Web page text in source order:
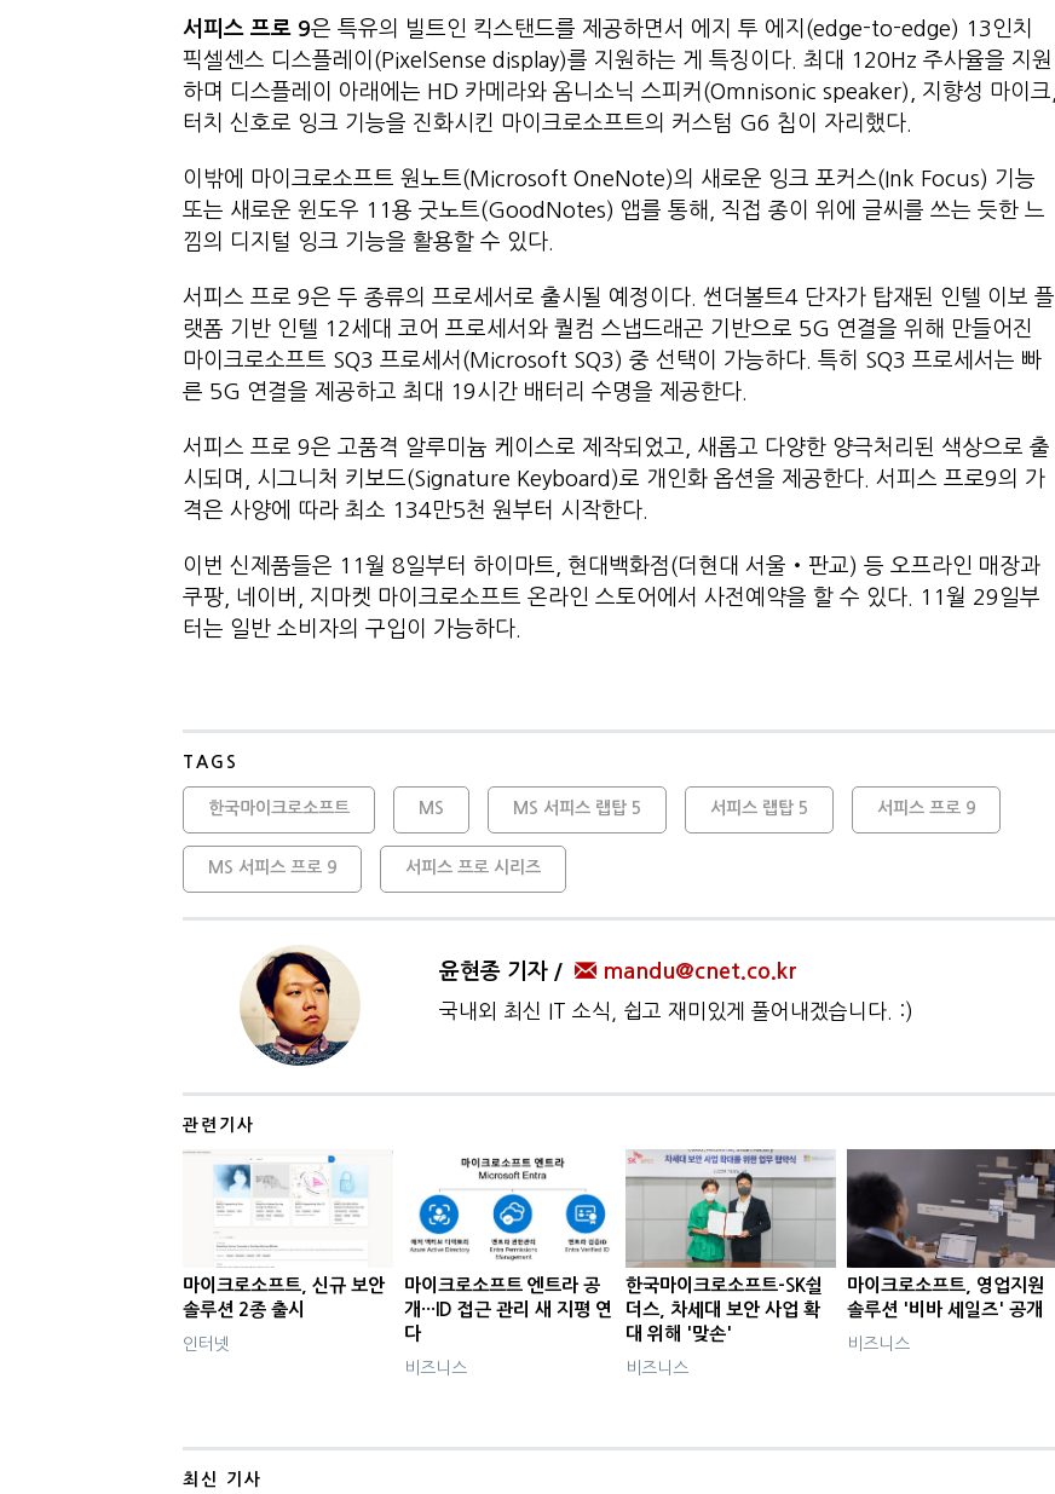
서피스 프로 9은 특유의 빌트인 킥스탠드를 제공하면서 에지 투 에지(edge-to-edge) 13인치
픽셀센스 디스플레이(PixelSense display)를 지원하는 게 특징이다. 최대 120Hz 주사율을 지원
하며 디스플레이 아래에는 HD 카메라와 옴니소닉 스피커(Omnisonic speaker), 지향성 마이크,
터치 신호로 잉크 기능을 진화시킨 마이크로소프트의 커스텀 G6 칩이 자리했다.
이밖에 마이크로소프트 원노트(Microsoft OneNote)의 새로운 잉크 포커스(Ink Focus) 기능
또는 새로운 윈도우 11용 굿노트(GoodNotes) 앱를 통해, 직접 종이 위에 글씨를 쓰는 듯한 느
낌의 디지털 잉크 기능을 활용할 수 있다.
서피스 프로 9은 두 종류의 프로세서로 출시될 예정이다. 썬더볼트4 단자가 탑재된 인텔 이보 플
랫폼 기반 인텔 12세대 코어 프로세서와 퀄컴 스냅드래곤 기반으로 5G 연결을 위해 만들어진
마이크로소프트 SQ3 프로세서(Microsoft SQ3) 중 선택이 가능하다. 특히 SQ3 프로세서는 빠
른 5G 연결을 제공하고 최대 19시간 배터리 수명을 제공한다.
서피스 프로 9은 고품격 알루미늄 케이스로 제작되었고, 새롭고 다양한 양극처리된 색상으로 출
시되며, 시그니처 키보드(Signature Keyboard)로 개인화 옵션을 제공한다. 서피스 프로9의 가
격은 사양에 따라 최소 134만5천 원부터 시작한다.
이번 신제품들은 11월 8일부터 하이마트, 현대백화점(더현대 서울‧판교) 등 오프라인 매장과
쿠팡, 네이버, 지마켓 마이크로소프트 온라인 스토어에서 사전예약을 할 수 있다. 11월 29일부
터는 일반 소비자의 구입이 가능하다.
TAGS
한국마이크로소프트 MS MS 서피스 랩탑 5 서피스 랩탑 5 서피스 프로 9
MS 서피스 프로 9 서피스 프로 시리즈
윤현종 기자 mandu@cnet.co.kr
국내외 최신 IT 소식, 쉽고 재미있게 풀어내겠습니다. :)
관련기사
마이크로소프트, 신규 보안
솔루션 2종 출시
인터넷
마이크로소프트 엔트라 공
개···ID 접근 관리 새 지평 연
다
비즈니스
한국마이크로소프트-SK쉴
더스, 차세대 보안 사업 확
대 위해 '맞손'
비즈니스
마이크로소프트, 영업지원
솔루션 '비바 세일즈' 공개
비즈니스
최신 기사